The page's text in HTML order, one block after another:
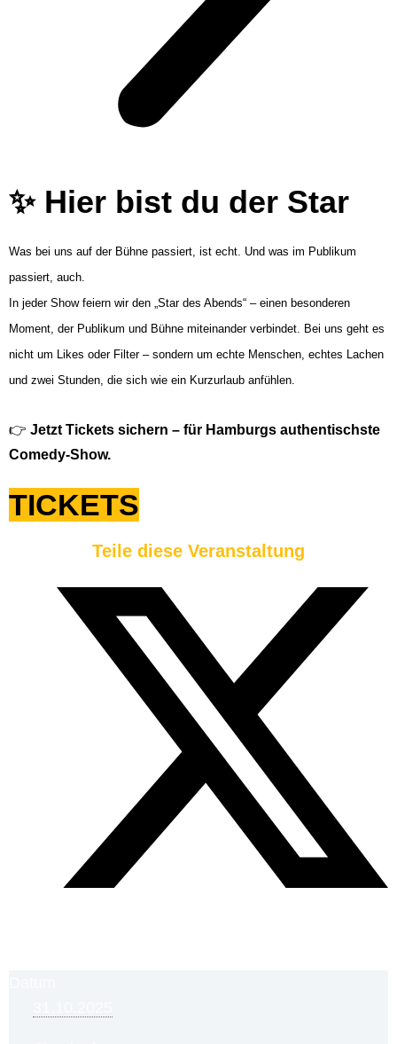
✨ Hier bist du der Star
Was bei uns auf der Bühne passiert, ist echt. Und was im Publikum
passiert, auch.
In jeder Show feiern wir den „Star des Abends“ – einen besonderen
Moment, der Publikum und Bühne miteinander verbindet. Bei uns geht es
nicht um Likes oder Filter – sondern um echte Menschen, echtes Lachen
und zwei Stunden, die sich wie ein Kurzurlaub anfühlen.
👉 Jetzt Tickets sichern – für Hamburgs authentischste
Comedy-Show.
TICKETS
Teile diese Veranstaltung